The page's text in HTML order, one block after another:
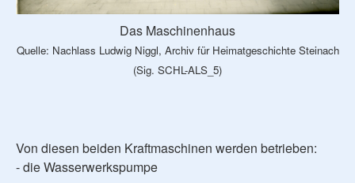
Das Maschinenhaus
Quelle: Nachlass Ludwig Niggl, Archiv für Heimatgeschichte Steinach
(Sig. SCHL-ALS_5)
Von diesen beiden Kraftmaschinen werden betrieben:
- die Wasserwerkspumpe